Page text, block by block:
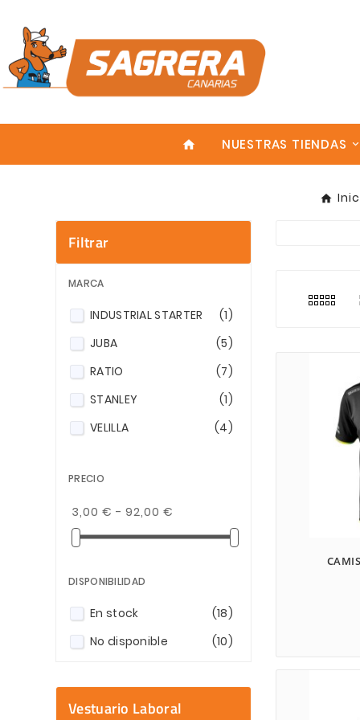
home NUESTRAS TIENDAS
Filtrar
MARCA
INDUSTRIAL STARTER
(1)
JUBA
(5)
RATIO
(7)
STANLEY
(1)
VELILLA
(4)
PRECIO
3,00 € - 92,00 €
DISPONIBILIDAD
En stock
(18)
No disponible
(10)
Vestuario Laboral